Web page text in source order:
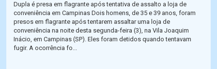
Dupla é presa em flagrante após tentativa de assalto a loja de
conveniência em Campinas Dois homens, de 35 e 39 anos, foram
presos em flagrante após tentarem assaltar uma loja de
conveniência na noite desta segunda-feira (3), na Vila Joaquim
Inácio, em Campinas (SP). Eles foram detidos quando tentavam
fugir. A ocorrência fo...